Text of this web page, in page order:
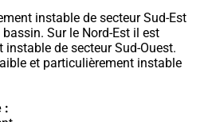
instable de secteur Sud-Est
Sur le Nord-Est il est
de secteur Sud-Ouest.
et particulièrement instable
: